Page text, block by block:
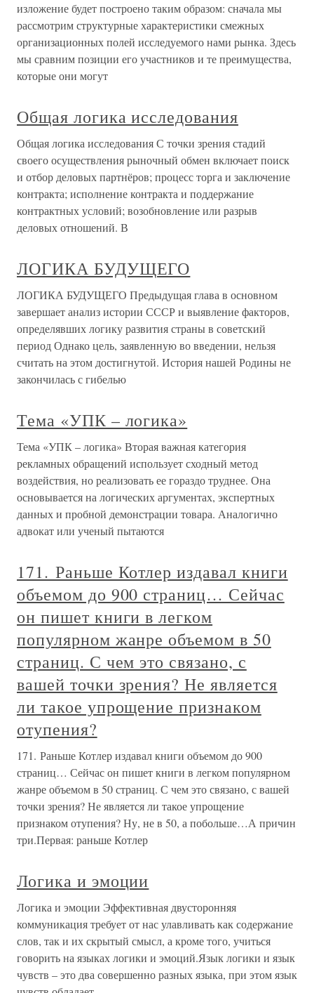
изложение будет построено таким образом: сначала мы
рассмотрим структурные характеристики смежных
организационных полей исследуемого нами рынка. Здесь
мы сравним позиции его участников и те преимущества,
которые они могут
Общая логика исследования
Общая логика исследования С точки зрения стадий
своего осуществления рыночный обмен включает поиск
и отбор деловых партнёров; процесс торга и заключение
контракта; исполнение контракта и поддержание
контрактных условий; возобновление или разрыв
деловых отношений. В
ЛОГИКА БУДУЩЕГО
ЛОГИКА БУДУЩЕГО Предыдущая глава в основном
завершает анализ истории СССР и выявление факторов,
определявших логику развития страны в советский
период Однако цель, заявленную во введении, нельзя
считать на этом достигнутой. История нашей Родины не
закончилась с гибелью
Тема «УПК – логика»
Тема «УПК – логика» Вторая важная категория
рекламных обращений использует сходный метод
воздействия, но реализовать ее гораздо труднее. Она
основывается на логических аргументах, экспертных
данных и пробной демонстрации товара. Аналогично
адвокат или ученый пытаются
171. Раньше Котлер издавал книги
объемом до 900 страниц… Сейчас
он пишет книги в легком
популярном жанре объемом в 50
страниц. С чем это связано, с
вашей точки зрения? Не является
ли такое упрощение признаком
отупения?
171. Раньше Котлер издавал книги объемом до 900
страниц… Сейчас он пишет книги в легком популярном
жанре объемом в 50 страниц. С чем это связано, с вашей
точки зрения? Не является ли такое упрощение
признаком отупения? Ну, не в 50, а побольше…А причин
три.Первая: раньше Котлер
Логика и эмоции
Логика и эмоции Эффективная двусторонняя
коммуникация требует от нас улавливать как содержание
слов, так и их скрытый смысл, а кроме того, учиться
говорить на языках логики и эмоций.Язык логики и язык
чувств – это два совершенно разных языка, при этом язык